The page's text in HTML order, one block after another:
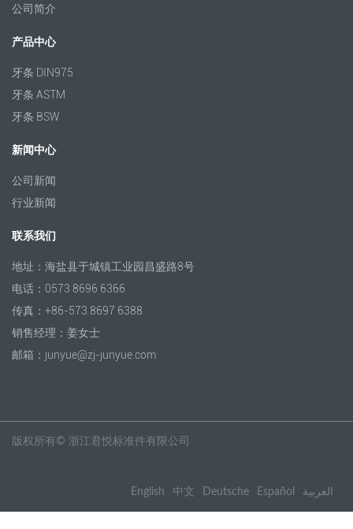
公司简介
产品中心
牙条 DIN975
牙条 ASTM
牙条 BSW
新闻中心
公司新闻
行业新闻
联系我们
地址：海盐县于城镇工业园昌盛路8号
电话：0573 8696 6366
传真：+86-573 8697 6388
销售经理：姜女士
邮箱：junyue@zj-junyue.com
版权所有© 浙江君悦标准件有限公司
English 中文 Deutsche Español العربية